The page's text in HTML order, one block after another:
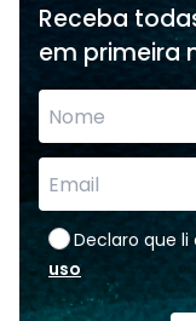
Receba
em primeira
Declaro que
uso